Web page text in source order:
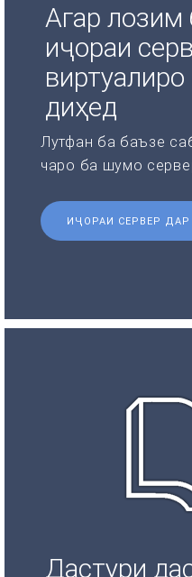
Агар
иҷораи
диҳед
Лутфан ба баъзе
чаро ба шумо
ИҶОРАИ СЕРВЕР ДАР
Дастури